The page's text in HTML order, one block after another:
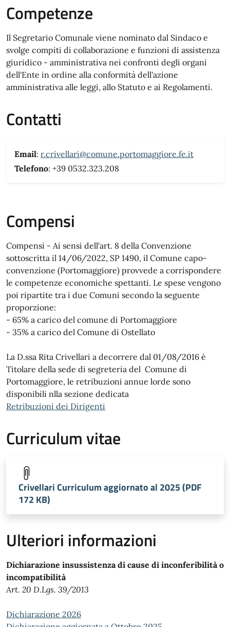
Competenze
Il Segretario Comunale viene nominato dal Sindaco e
svolge compiti di collaborazione e funzioni di assistenza
giuridico - amministrativa nei confronti degli organi
dell'Ente in ordine alla conformità dell'azione
amministrativa alle leggi, allo Statuto e ai Regolamenti.
Contatti
Email: r.crivellari@comune.portomaggiore.fe.it
Telefono: +39 0532.323.208
Compensi
Compensi - Ai sensi dell'art. 8 della Convenzione
sottoscritta il 14/06/2022, SP 1490, il Comune capo-
convenzione (Portomaggiore) provvede a corrispondere
le competenze economiche spettanti. Le spese vengono
poi ripartite tra i due Comuni secondo la seguente
proporzione:
- 65% a carico del comune di Portomaggiore
- 35% a carico del Comune di Ostellato
La D.ssa Rita Crivellari a decorrere dal 01/08/2016 è
Titolare della sede di segreteria del Comune di
Portomaggiore, le retribuzioni annue lorde sono
disponibili nlla sezione dedicata
Retribuzioni dei Dirigenti
Curriculum vitae
Crivellari Curriculum aggiornato al 2025 (PDF
172 KB)
Ulteriori informazioni
Dichiarazione insussistenza di cause di inconferibilità o
incompatibilità
Art. 20 D.Lgs. 39/2013
Dichiarazione 2026